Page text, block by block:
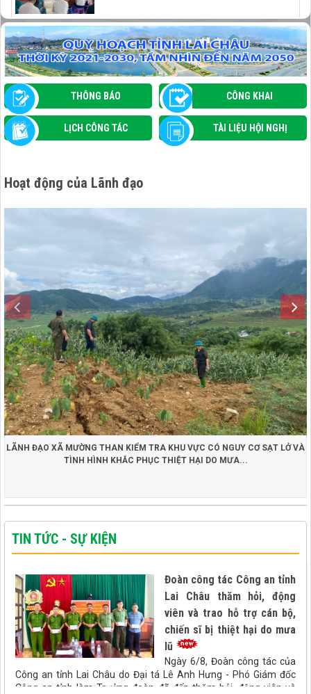
MƯỜNG THAN TẬP HUẤN ỨNG DỤNG TRÍ
TUỆ NHÂN TẠO (AI) VÀ THÚC ĐẨY CHUYỂN
ĐỔI SỐ TRONG QUẢN LÝ NHÀ NƯỚC
THÔNG BÁO CÔNG KHAI
LỊCH CÔNG TÁC TÀI LIỆU HỘI NGHỊ
Hoạt động của Lãnh đạo
LÃNH ĐẠO XÃ MƯỜNG THAN KIỂM TRA KHU VỰC CÓ NGUY CƠ SẠT LỞ VÀ
TÌNH HÌNH KHẮC PHỤC THIỆT HẠI DO MƯA...
TIN TỨC - SỰ KIỆN
Đoàn công tác Công an tỉnh
Lai Châu thăm hỏi, động
viên và trao hỗ trợ cán bộ,
chiến sĩ bị thiệt hại do mưa
lũ
Ngày 6/8, Đoàn công tác của
Công an tỉnh Lai Châu do Đại tá Lê Anh Hưng - Phó Giám đốc
Công an tỉnh làm Trưởng đoàn đã đến thăm hỏi, động viên và